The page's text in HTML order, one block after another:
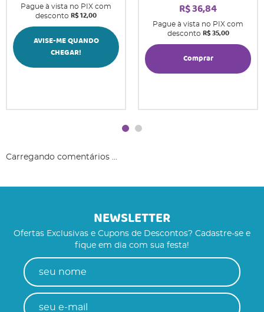
Pague à vista no PIX com
desconto R$ 12,00
AVISE-ME QUANDO
CHEGAR!
R$ 36,84
Pague à vista no PIX com
desconto R$ 35,00
Comprar
Carregando comentários ...
NEWSLETTER
Ofertas Exclusivas e Cupons de Descontos? Cadastre-se e
fique em dia com sua festa!